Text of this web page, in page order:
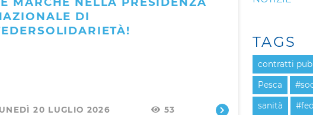
DI
20 LUGLIO 2026 53
TAGS
contratti
Pesca
sanità